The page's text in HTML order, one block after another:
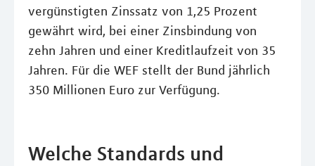
vergünstigten Zinssatz von 1,25 Prozent
gewährt wird, bei einer Zinsbindung von
zehn Jahren und einer Kreditlaufzeit von 35
Jahren. Für die WEF stellt der Bund jährlich
350 Millionen Euro zur Verfügung.
Welche Standards und